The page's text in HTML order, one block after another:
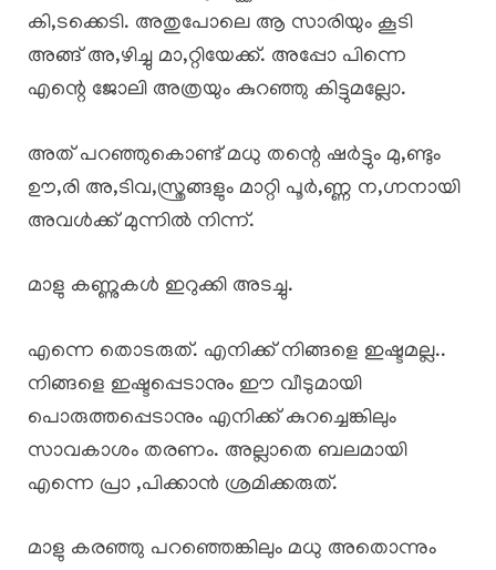
കി,ടക്കെടി. അതുപോലെ ആ സാരിയും കൂടി
അങ്ങ് അ,ഴിച്ചു മാ,റ്റിയേക്ക്. അപ്പോ പിന്നെ
എന്റെ ജോലി അത്രയും കുറഞ്ഞു കിട്ടുമല്ലോ.
അത് പറഞ്ഞുകൊണ്ട് മധു തന്റെ ഷർട്ടും മു,ണ്ടും
ഊ,രി അ,ടിവ,സ്ത്രങ്ങളും മാറ്റി പൂർ,ണ്ണ ന,ഗ്നനായി
അവൾക്ക് മുന്നിൽ നിന്ന്.
മാളു കണ്ണുകൾ ഇറുക്കി അടച്ചു.
എന്നെ തൊടരുത്. എനിക്ക് നിങ്ങളെ ഇഷ്ടമല്ല..
നിങ്ങളെ ഇഷ്ടപ്പെടാനും ഈ വീടുമായി
പൊരുത്തപ്പെടാനും എനിക്ക് കുറച്ചെങ്കിലും
സാവകാശം തരണം. അല്ലാതെ ബലമായി
എന്നെ പ്രാ ,പിക്കാൻ ശ്രമിക്കരുത്.
മാളു കരഞ്ഞു പറഞ്ഞെങ്കിലും മധു അതൊന്നും